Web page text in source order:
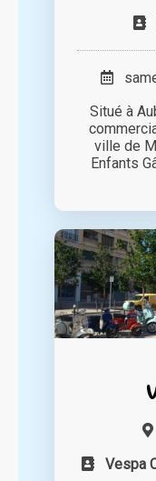
Situé à
ville de
Enfants
Vespa